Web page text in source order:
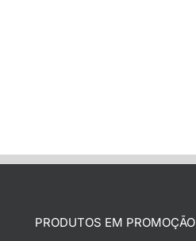
PRODUTOS EM PROMOÇÃO